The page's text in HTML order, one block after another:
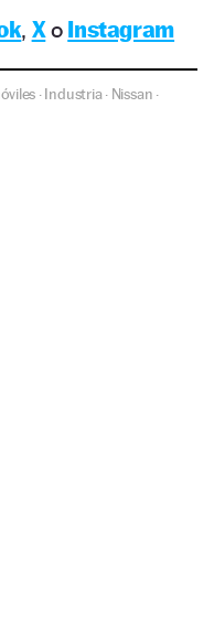
, Xo Instagram
·Industria· Nissan ·